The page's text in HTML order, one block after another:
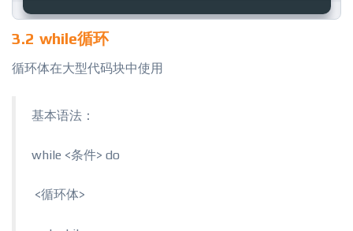
3.2 while循环
循环体在大型代码块中使用
基本语法：
while <条件> do
​ <循环体>